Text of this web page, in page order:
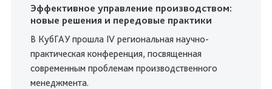
Эффективное управление производством:
новые решения и передовые практики
В КубГАУ прошла IV региональная научно-
практическая конференция, посвященная
современным проблемам производственного
менеджмента.